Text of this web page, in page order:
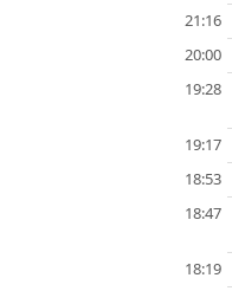
21:16
20:00
19:28
19:17
18:53
18:47
18:19